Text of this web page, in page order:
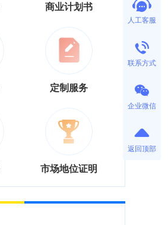
商业计划书
定制服务
市场地位证明
人工客服
联系方式
企业微信
返回顶部